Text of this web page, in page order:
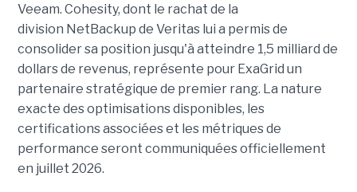
Veeam. Cohesity, dont le rachat de la
division NetBackup de Veritas lui a permis de
consolider sa position jusqu'à atteindre 1,5 milliard de
dollars de revenus, représente pour ExaGrid un
partenaire stratégique de premier rang. La nature
exacte des optimisations disponibles, les
certifications associées et les métriques de
performance seront communiquées officiellement
en juillet 2026.